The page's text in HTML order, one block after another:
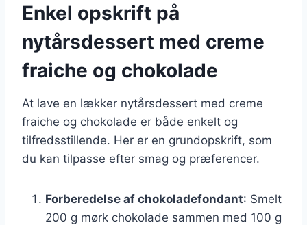
Enkel opskrift på
nytårsdessert med creme
fraiche og chokolade
At lave en lækker nytårsdessert med creme
fraiche og chokolade er både enkelt og
tilfredsstillende. Her er en grundopskrift, som
du kan tilpasse efter smag og præferencer.
Forberedelse af chokoladefondant: Smelt
200 g mørk chokolade sammen med 100 g